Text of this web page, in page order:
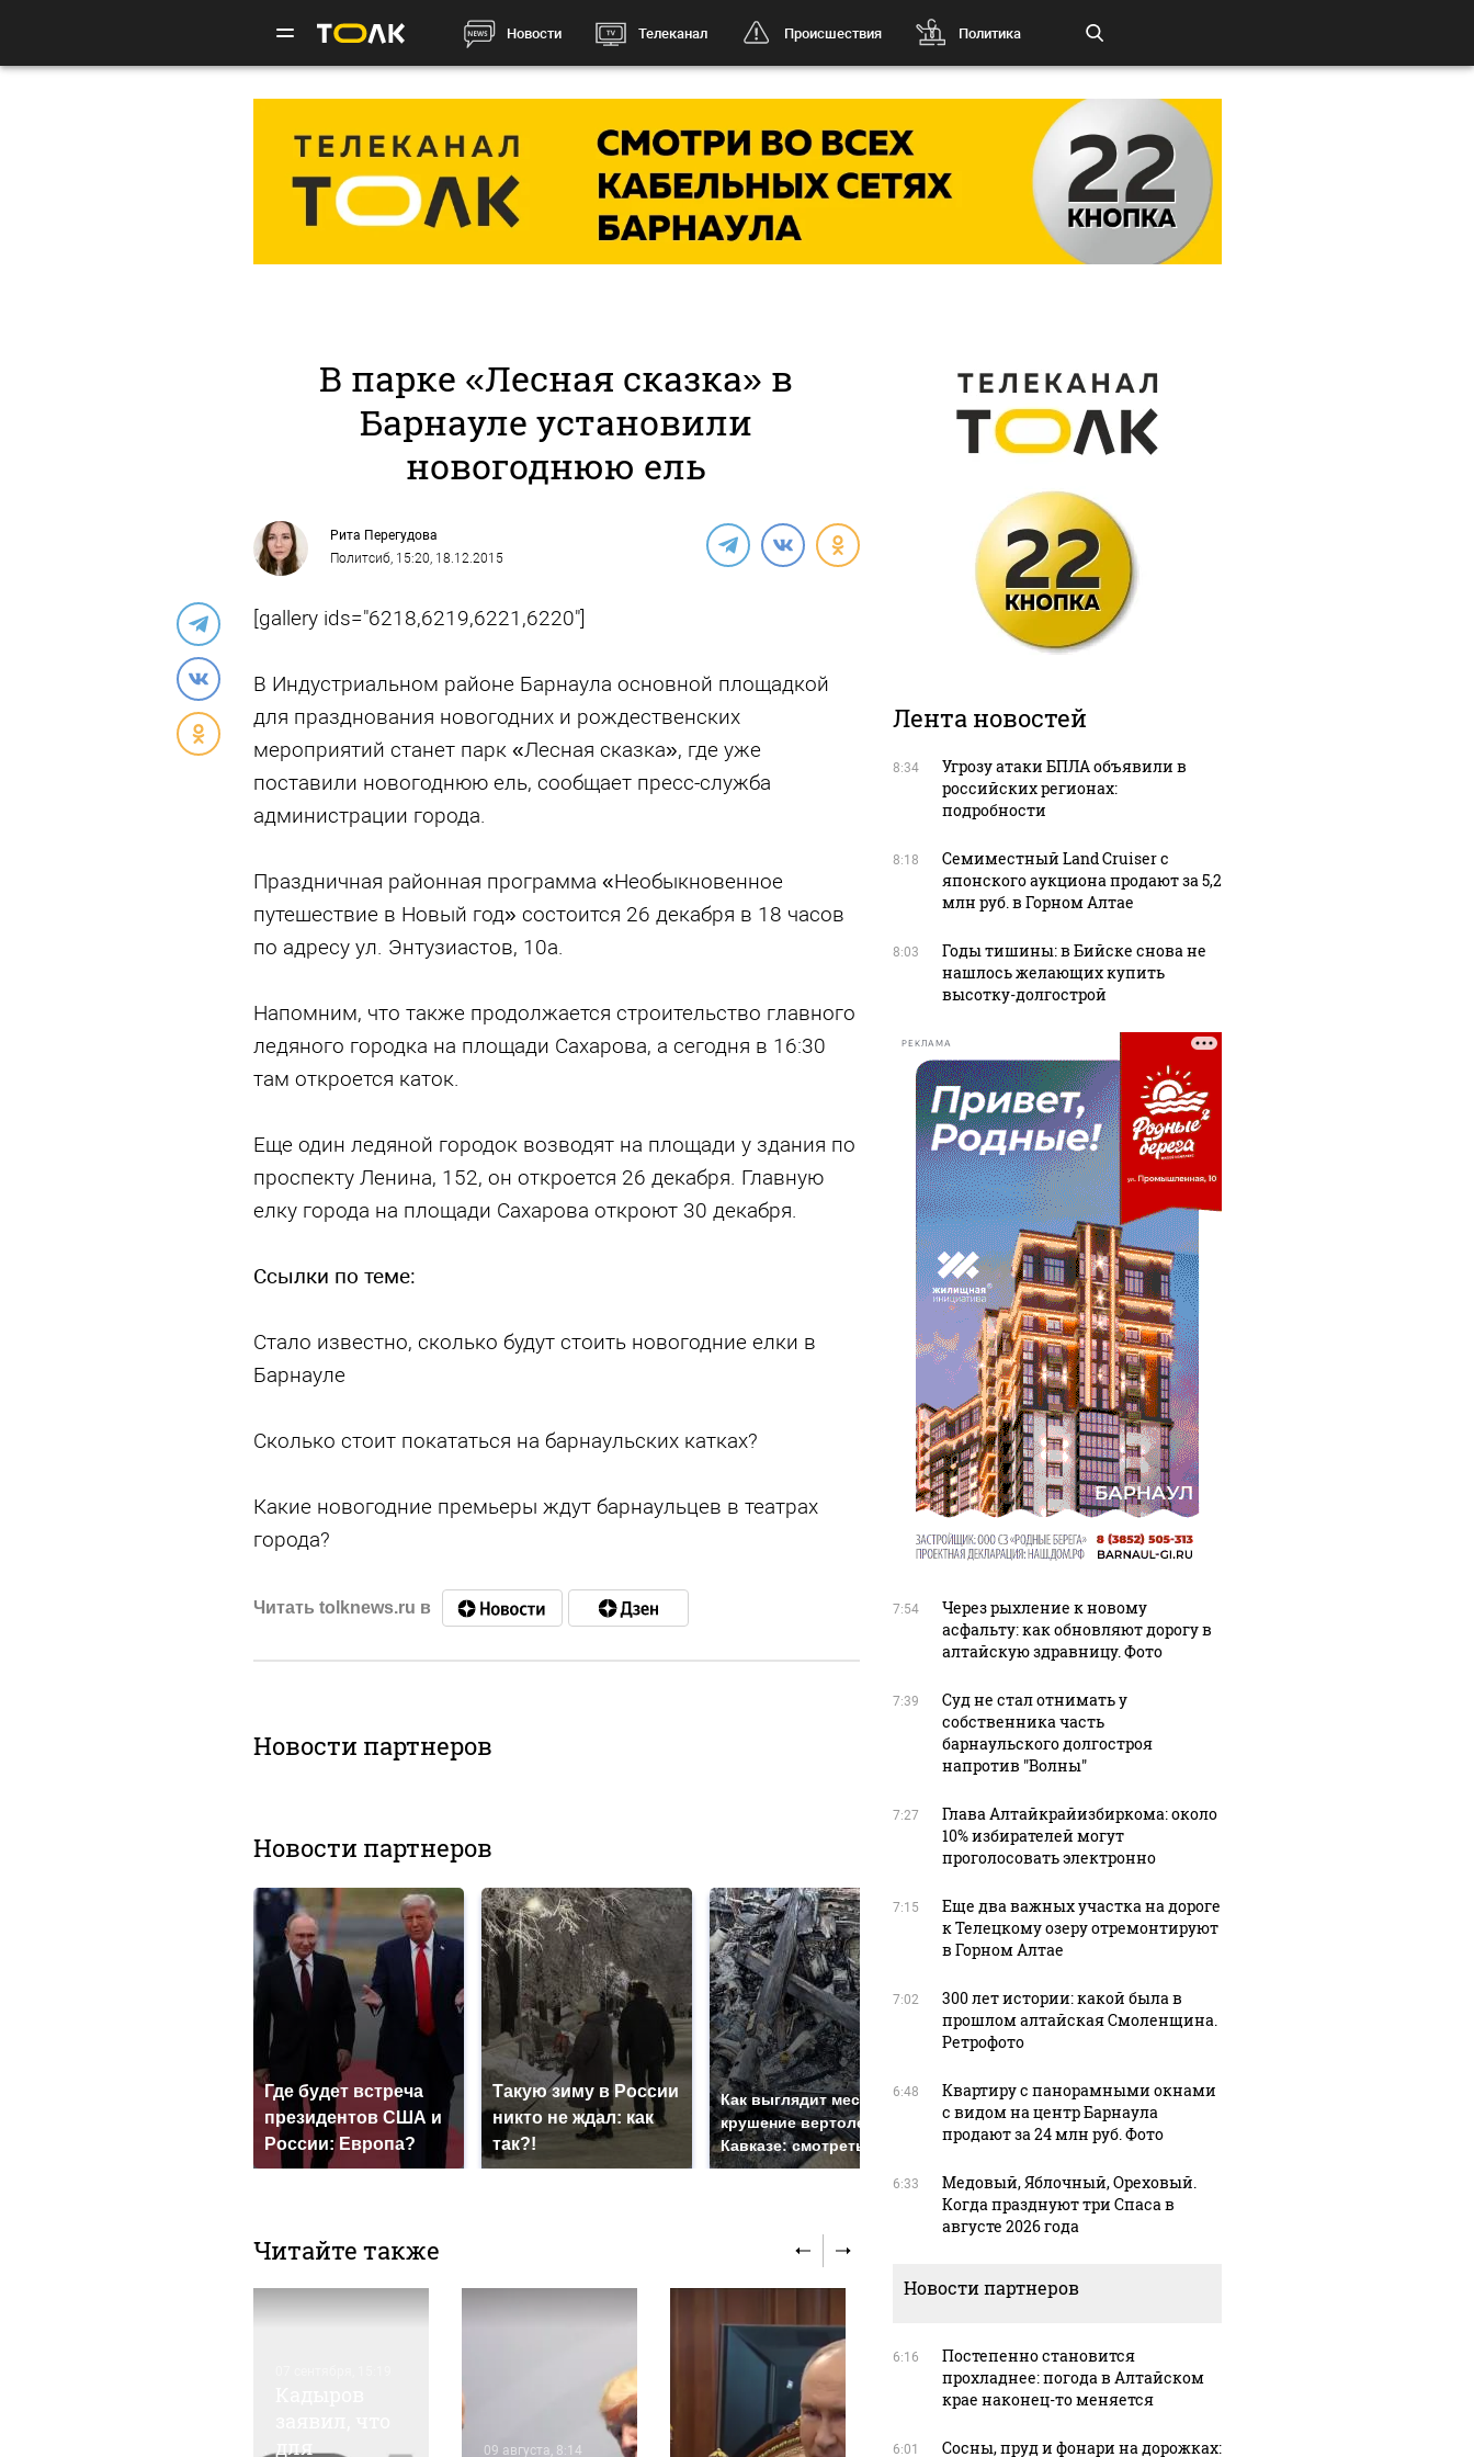
Новости Телеканал Происшествия Политика
В парке «Лесная сказка» в
Барнауле установили
новогоднюю ель
Рита Перегудова
Политсиб, 15:20, 18.12.2015
[gallery ids="6218,6219,6221,6220"]
В Индустриальном районе Барнаула основной площадкой
для празднования новогодних и рождественских
мероприятий станет парк «Лесная сказка», где уже
поставили новогоднюю ель, сообщает пресс-служба
администрации города.
Праздничная районная программа «Необыкновенное
путешествие в Новый год» состоится 26 декабря в 18 часов
по адресу ул. Энтузиастов, 10а.
Напомним, что также продолжается строительство главного
ледяного городка на площади Сахарова, а сегодня в 16:30
там откроется каток.
Еще один ледяной городок возводят на площади у здания по
проспекту Ленина, 152, он откроется 26 декабря. Главную
елку города на площади Сахарова откроют 30 декабря.
Ссылки по теме:
Стало известно, сколько будут стоить новогодние елки в
Барнауле
Сколько стоит покататься на барнаульских катках?
Какие новогодние премьеры ждут барнаульцев в театрах
города?
Читать tolknews.ru в
Новости партнеров
Новости партнеров
Где будет встреча
президентов США и
России: Европа?
Такую зиму в России
никто не ждал: как
так?!
Как выглядит место
крушение вертолета на
Кавказе: смотреть
На Урале из казны
были украдены 18
миллионов рублей
В ОАЭ произошло
Читайте также
для
09 августа, 8:14 28 марта, 13:16
В Алтайском
Лента новостей
8:34
Угрозу атаки БПЛА объявили в
российских регионах:
подробности
8:18
Семиместный Land Cruiser с
японского аукциона продают за 5,2
млн руб. в Горном Алтае
8:03
Годы тишины: в Бийске снова не
нашлось желающих купить
высотку-долгострой
РЕКЛАМА
7:54
Через рыхление к новому
асфальту: как обновляют дорогу в
алтайскую здравницу. Фото
7:39
Суд не стал отнимать у
собственника часть
барнаульского долгостроя
напротив "Волны"
7:27
Глава Алтайкрайизбиркома: около
10% избирателей могут
проголосовать электронно
7:15
Еще два важных участка на дороге
к Телецкому озеру отремонтируют
в Горном Алтае
7:02
300 лет истории: какой была в
прошлом алтайская Смоленщина.
Ретрофото
6:48
Квартиру с панорамными окнами
с видом на центр Барнаула
продают за 24 млн руб. Фото
6:33
Медовый, Яблочный, Ореховый.
Когда празднуют три Спаса в
августе 2026 года
Новости партнеров
6:16
Постепенно становится
прохладнее: погода в Алтайском
крае наконец-то меняется
6:01
Сосны, пруд и фонари на дорожках: